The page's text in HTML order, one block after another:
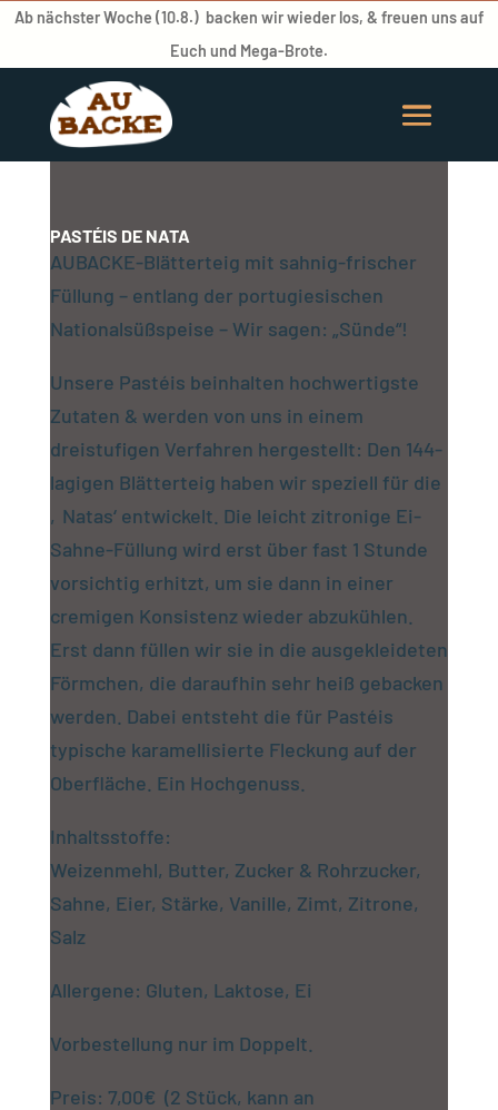
Ab nächster Woche (10.8.) backen wir wieder los, & freuen uns auf
Euch und Mega-Brote.
PASTÉIS DE NATA
AUBACKE-Blätterteig mit sahnig-frischer
Füllung – entlang der portugiesischen
Nationalsüßspeise – Wir sagen: „Sünde“!
Unsere Pastéis beinhalten hochwertigste
Zutaten & werden von uns in einem
dreistufigen Verfahren hergestellt: Den 144-
lagigen Blätterteig haben wir speziell für die
‚Natas‘ entwickelt. Die leicht zitronige Ei-
Sahne-Füllung wird erst über fast 1 Stunde
vorsichtig erhitzt, um sie dann in einer
cremigen Konsistenz wieder abzukühlen.
Erst dann füllen wir sie in die ausgekleideten
Förmchen, die daraufhin sehr heiß gebacken
werden. Dabei entsteht die für Pastéis
typische karamellisierte Fleckung auf der
Oberfläche. Ein Hochgenuss.
Inhaltsstoffe:
Weizenmehl, Butter, Zucker & Rohrzucker,
Sahne, Eier, Stärke, Vanille, Zimt, Zitrone,
Salz
Allergene: Gluten, Laktose, Ei
Vorbestellung nur im Doppelt.
Preis: 7,00€ (2 Stück, kann an